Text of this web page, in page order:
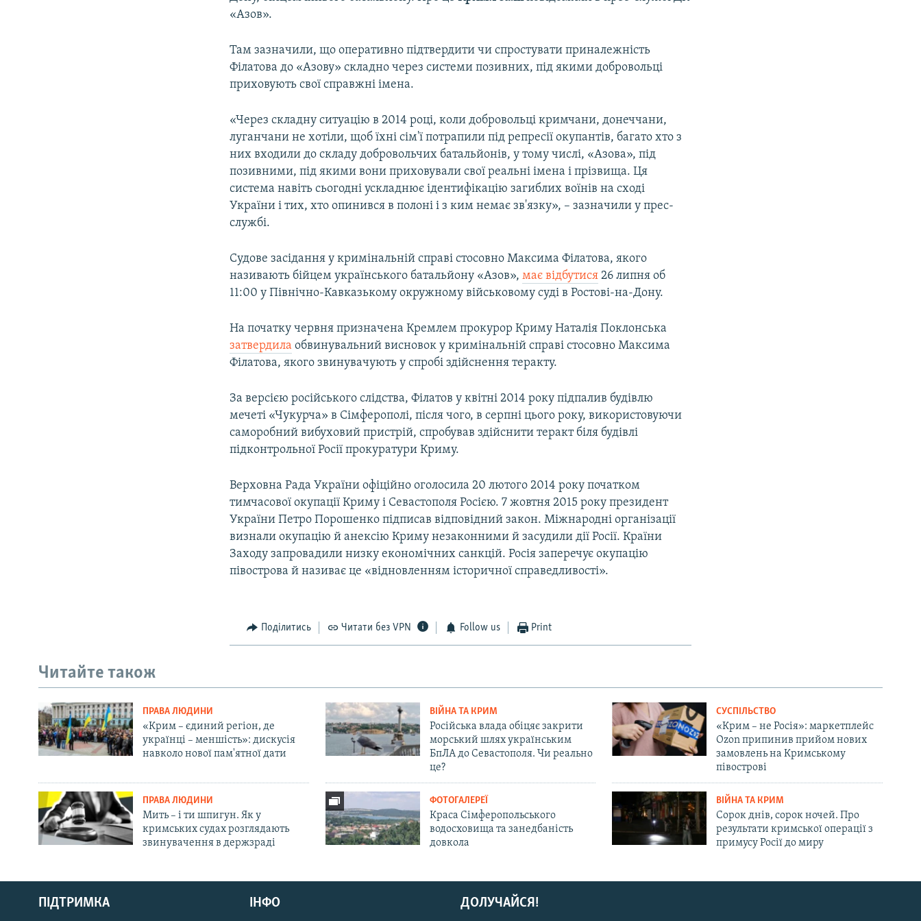
Русский
Qırımtatar
«Азов».
Там зазначили, що оперативно підтвердити чи спростувати приналежність
Філатова до «Азову» складно через системи позивних, під якими добровольці
приховують свої справжні імена.
«Через складну ситуацію в 2014 році, коли добровольці кримчани, донеччани,
луганчани не хотіли, щоб їхні сім'ї потрапили під репресії окупантів, багато хто з
них входили до складу добровольчих батальйонів, у тому числі, «Азова», під
позивними, під якими вони приховували свої реальні імена і прізвища. Ця
система навіть сьогодні ускладнює ідентифікацію загиблих воїнів на сході
України і тих, хто опинився в полоні і з ким немає зв'язку», – зазначили у прес-
службі.
Судове засідання у кримінальній справі стосовно Максима Філатова, якого
називають бійцем українського батальйону «Азов»,має відбутися 26 липня об
11:00 у Північно-Кавказькому окружному військовому суді в Ростові-на-Дону.
На початку червня призначена Кремлем прокурор Криму Наталія Поклонська
затвердила обвинувальний висновок у кримінальній справі стосовно Максима
Філатова, якого звинувачують у спробі здійснення теракту.
За версією російського слідства, Філатов у квітні 2014 року підпалив будівлю
мечеті «Чукурча» в Сімферополі, після чого, в серпні цього року, використовуючи
саморобний вибуховий пристрій, спробував здійснити теракт біля будівлі
підконтрольної Росії прокуратури Криму.
Верховна Рада України офіційно оголосила 20 лютого 2014 року початком
тимчасової окупації Криму і Севастополя Росією. 7 жовтня 2015 року президент
України Петро Порошенко підписав відповідний закон. Міжнародні організації
визнали окупацію й анексію Криму незаконними й засудили дії Росії. Країни
Заходу запровадили низку економічних санкцій. Росія заперечує окупацію
півострова й називає це «відновленням історичної справедливості».
Поділитись Читати без VPN Follow us Print
Читайте також
ПРАВА ЛЮДИНИ
«Крим – єдиний регіон, де
українці – меншість»: дискусія
навколо нової пам'ятної дати
ВІЙНА ТА КРИМ
Російська влада обіцяє закрити
морський шлях українським
БпЛА до Севастополя. Чи реально
це?
СУСПІЛЬСТВО
«Крим – не Росія»: маркетплейс
Ozon припинив прийом нових
замовлень на Кримському
півострові
ПРАВА ЛЮДИНИ
Мить – і ти шпигун. Як у
кримських судах розглядають
звинувачення в держзраді
ФОТОГАЛЕРЕЇ
Краса Сімферопольського
водосховища та занедбаність
довкола
ВІЙНА ТА КРИМ
Сорок днів, сорок ночей. Про
результати кримської операції з
примусу Росії до миру
ДОЛУЧАЙСЯ!
ПІДТРИМКА ІНФО